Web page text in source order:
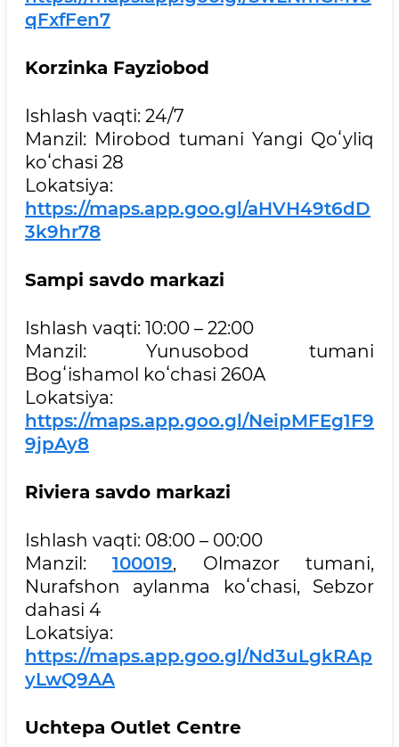
qFxfFen7
Korzinka Fayziobod
Ishlash vaqti: 24/7
Manzil: Mirobod tumani Yangi Qoʻyliq
koʻchasi 28
Lokatsiya:
https://maps.app.goo.gl/aHVH49t6dD
3k9hr78
Sampi savdo markazi
Ishlash vaqti: 10:00 – 22:00
Manzil: Yunusobod tumani
Bogʻishamol koʻchasi 260A
Lokatsiya:
https://maps.app.goo.gl/NeipMFEg1F9
9jpAy8
Riviera savdo markazi
Ishlash vaqti: 08:00 – 00:00
Manzil:100019, Olmazor tumani,
Nurafshon aylanma koʻchasi, Sebzor
dahasi 4
Lokatsiya:
https://maps.app.goo.gl/Nd3uLgkRAp
yLwQ9AA
Uchtepa Outlet Centre